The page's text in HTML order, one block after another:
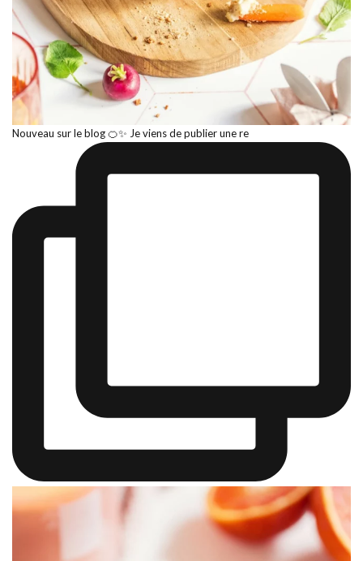
Nouveau sur le blog 🍊✨ Je viens de publier une re